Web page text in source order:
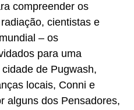
compreender os
cientistas e
– os
para uma
de Pugwash,
locais, Conni e
alguns dos Pensadores,